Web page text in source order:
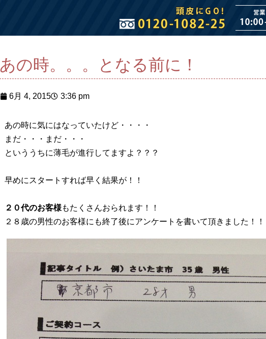
あの時。。。となる前に！
6月 4, 2015 3:36 pm
あの時に気にはなっていたけど・・・・
まだ・・・まだ・・・
といううちに薄毛が進行してますよ？？？
早めにスタートすれば早く結果が！！
２０代のお客様もたくさんおられます！！
２８歳の男性のお客様にも終了後にアンケートを書いて頂きました！！